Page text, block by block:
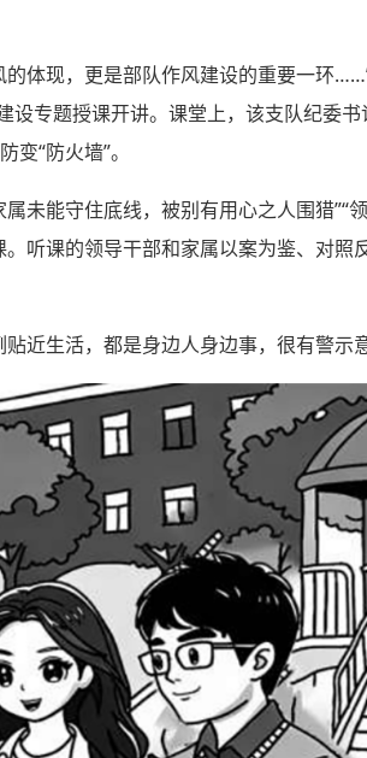
体现，更是部队作风建设的重要一环
设专题授课开讲。课堂上，该支队纪委
“防火墙”。
未能守住底线，被别有用心之人围猎”“
听课的领导干部和家属以案为鉴、对照
近生活，都是身边人身边事，很有警示